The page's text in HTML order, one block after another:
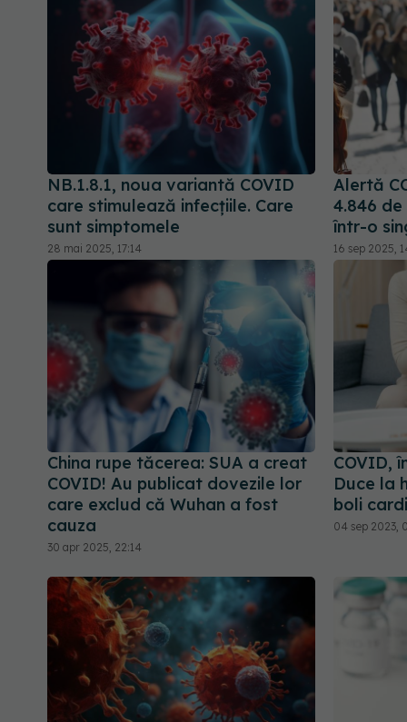
NB.1.8.1, noua variantă COVID
care stimulează infecțiile. Care
sunt simptomele
28 mai 2025, 17:14
Alertă
4.846
într-o
16 sep 2025,
China rupe tăcerea: SUA a creat
COVID! Au publicat dovezile lor
care exclud că Wuhan a fost
cauza
30 apr 2025, 22:14
COVID,
Duce la
boli
04 sep 2023,